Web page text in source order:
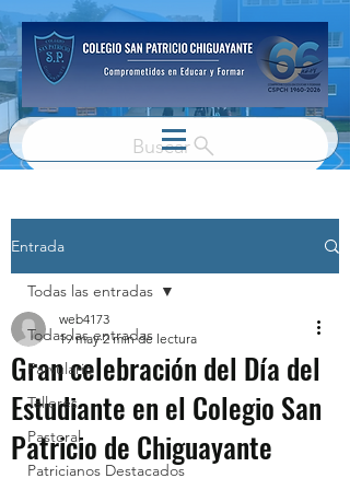
Buscar
Entrada
Todas las entradas
Parvulario
Talleres
Pastoral
Patricianos Destacados
Todas las entradas
Gran celebración del Día del
Estudiante en el Colegio San
Patricio de Chiguayante
web4173
19 may 2 min de lectura